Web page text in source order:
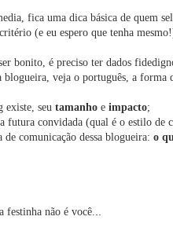
fica uma dica básica de quem
(e eu espero que tenha
bonito, é preciso ter dados
blogueira, veja o português, a forma
existe, seu tamanho e impacto;
futura convidada (qual é o estilo de
comunicação dessa blogueira: o
festinha não é você.